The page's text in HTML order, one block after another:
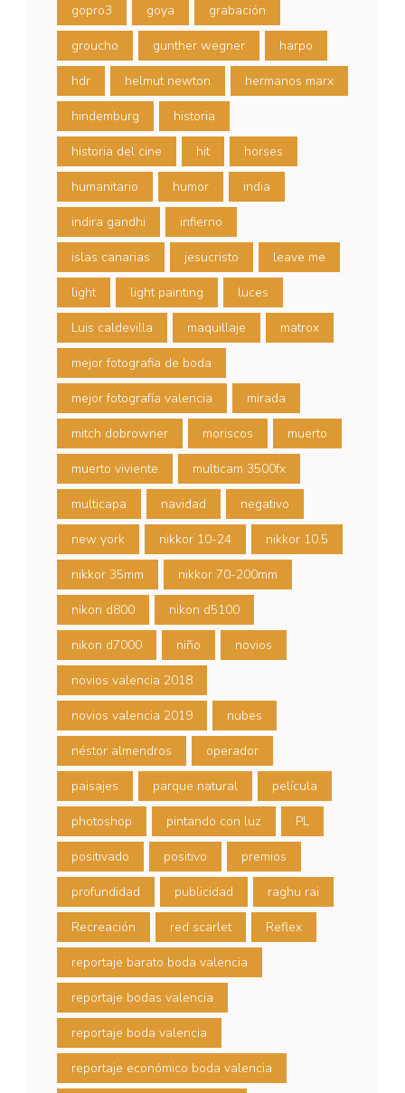
gopro3 goya grabación
groucho gunther wegner harpo
hdr helmut newton hermanos marx
hindemburg historia
historia del cine hit horses
humanitario humor india
indira gandhi infierno
islas canarias jesucristo leave me
light light painting luces
Luis caldevilla maquillaje matrox
mejor fotografia de boda
mejor fotografía valencia mirada
mitch dobrowner moriscos muerto
muerto viviente multicam 3500fx
multicapa navidad negativo
new york nikkor 10-24 nikkor 10.5
nikkor 35mm nikkor 70-200mm
nikon d800 nikon d5100
nikon d7000 niño novios
novios valencia 2018
novios valencia 2019 nubes
néstor almendros operador
paisajes parque natural película
photoshop pintando con luz PL
positivado positivo premios
profundidad publicidad raghu rai
Recreación red scarlet Reflex
reportaje barato boda valencia
reportaje bodas valencia
reportaje boda valencia
reportaje económico boda valencia